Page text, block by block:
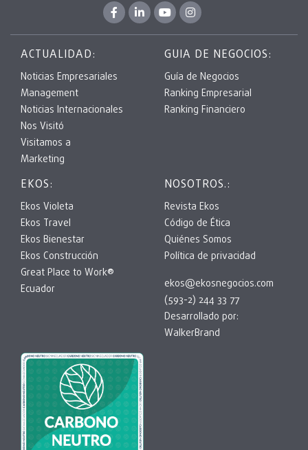
ACTUALIDAD:
Noticias Empresariales
Management
Noticias Internacionales
Nos Visitó
Visitamos a
Marketing
GUIA DE NEGOCIOS:
Guía de Negocios
Ranking Empresarial
Ranking Financiero
EKOS:
Ekos Violeta
Ekos Travel
Ekos Bienestar
Ekos Construcción
Great Place to Work®
Ecuador
NOSOTROS.:
Revista Ekos
Código de Ética
Quiénes Somos
Política de privacidad
ekos@ekosnegocios.com
(593-2) 244 33 77
Desarrollado por:
WalkerBrand